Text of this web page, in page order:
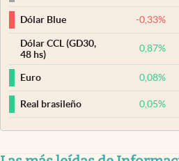
Dólar Blue -0,33%
Dólar CCL (GD30,
48 hs)
0,87%
Euro 0,08%
Real brasileño 0,05%